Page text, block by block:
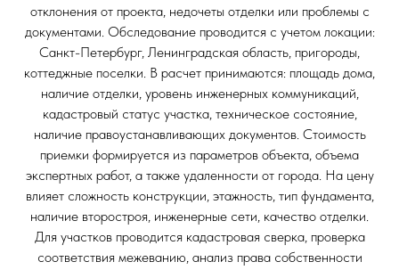
отклонения от проекта, недочеты отделки или проблемы с
документами. Обследование проводится с учетом локации:
Санкт-Петербург, Ленинградская область, пригороды,
коттеджные поселки. В расчет принимаются: площадь дома,
наличие отделки, уровень инженерных коммуникаций,
кадастровый статус участка, техническое состояние,
наличие правоустанавливающих документов. Стоимость
приемки формируется из параметров объекта, объема
экспертных работ, а также удаленности от города. На цену
влияет сложность конструкции, этажность, тип фундамента,
наличие второстроя, инженерные сети, качество отделки.
Для участков проводится кадастровая сверка, проверка
соответствия межеванию, анализ права собственности